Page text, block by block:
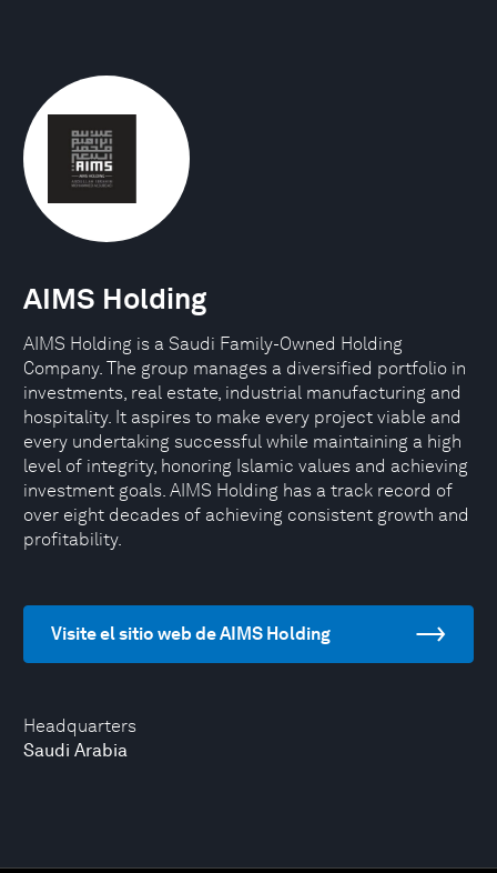
Headquarters
Saudi Arabia
AIMS Holding
AIMS Holding is a Saudi Family-Owned Holding
Company. The group manages a diversified portfolio in
investments, real estate, industrial manufacturing and
hospitality. It aspires to make every project viable and
every undertaking successful while maintaining a high
level of integrity, honoring Islamic values and achieving
investment goals. AIMS Holding has a track record of
over eight decades of achieving consistent growth and
profitability.
Visite el sitio web de AIMS Holding